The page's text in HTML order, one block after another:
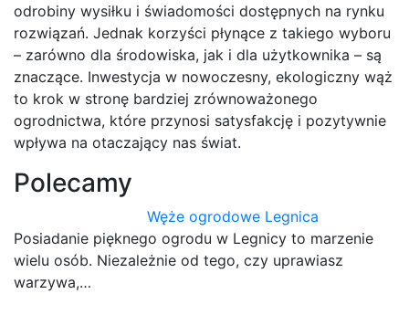
odrobiny wysiłku i świadomości dostępnych na rynku
rozwiązań. Jednak korzyści płynące z takiego wyboru
– zarówno dla środowiska, jak i dla użytkownika – są
znaczące. Inwestycja w nowoczesny, ekologiczny wąż
to krok w stronę bardziej zrównoważonego
ogrodnictwa, które przynosi satysfakcję i pozytywnie
wpływa na otaczający nas świat.
Polecamy
Węże ogrodowe Legnica
Posiadanie pięknego ogrodu w Legnicy to marzenie
wielu osób. Niezależnie od tego, czy uprawiasz
warzywa,…